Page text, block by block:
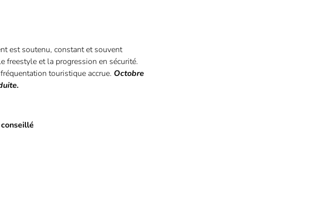
est soutenu, constant et souvent
freestyle et la progression en sécurité.
touristique accrue. Octobre